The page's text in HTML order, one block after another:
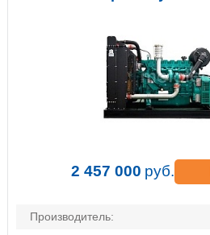
2 457 000 руб.
Производитель: